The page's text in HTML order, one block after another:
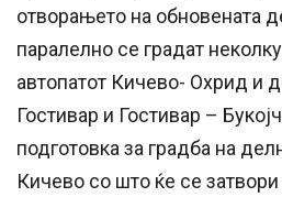
отворањето на обновената
паралелно се градат
автопатот Кичево- Охрид и
Гостивар и Гостивар –
подготовка за градба на
Кичево со што ќе се затвори